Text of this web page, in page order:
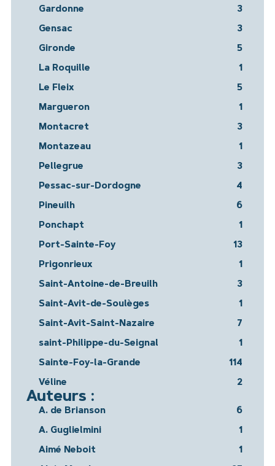
Gardonne 3
Gensac 3
Gironde 5
La Roquille 1
Le Fleix 5
Margueron 1
Montacret 3
Montazeau 1
Pellegrue 3
Pessac-sur-Dordogne 4
Pineuilh 6
Ponchapt 1
Port-Sainte-Foy 13
Prigonrieux 1
Saint-Antoine-de-Breuilh 3
Saint-Avit-de-Soulèges 1
Saint-Avit-Saint-Nazaire 7
saint-Philippe-du-Seignal 1
Sainte-Foy-la-Grande 114
Véline 2
Auteurs :
A. de Brianson 6
A. Guglielmini 1
Aimé Neboit 1